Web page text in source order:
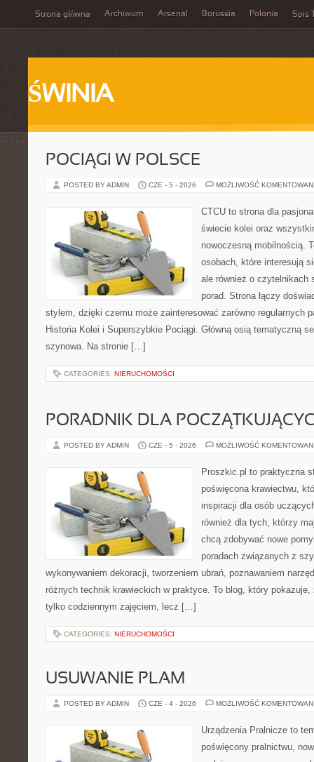
Strona główna Archiwum Arsenal Borussia Polonia Spis
ŚWINIA
POCIĄGI W POLSCE
POSTED BY ADMIN CZE - 5 - 2026 MOŻLIWOŚĆ
CTCU to strona dla
świecie kolei oraz
nowoczesną mobilnością.
osobach, które interesują
ale również o czytelnikach
porad. Strona łączy
stylem, dzięki czemu może zainteresować zarówno regularnych
Historia Kolei i Superszybkie Pociągi. Główną osią tematyczną
szynowa. Na stronie […]
CATEGORIES: NIERUCHOMOŚCI
PORADNIK DLA
POSTED BY ADMIN CZE - 5 - 2026 MOŻLIWOŚĆ
Proszkic.pl to praktyczna
poświęcona krawiectwu,
inspiracji dla osób
również dla tych, którzy
chcą zdobywać nowe
poradach związanych z
wykonywaniem dekoracji, tworzeniem ubrań, poznawaniem
różnych technik krawieckich w praktyce. To blog, który
tylko codziennym zajęciem, lecz […]
CATEGORIES: NIERUCHOMOŚCI
USUWANIE PLAM
POSTED BY ADMIN CZE - 4 - 2026 MOŻLIWOŚĆ
Urządzenia Pralnicze to
poświęcony pralnictwu,